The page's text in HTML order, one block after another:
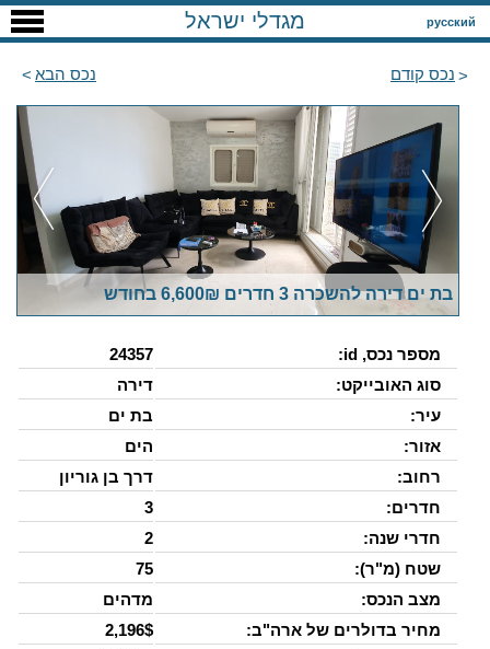
русский מגדלי ישראל
נכס קודם נכס הבא
בת ים דירה להשכרה 3 חדרים 6,600₪ בחודש
מספר נכס, id:
24357
סוג האובייקט:
דירה
עיר:
בת ים
אזור:
הים
רחוב:
דרך בן גוריון
חדרים:
3
חדרי שנה:
2
שטח (מ"ר):
75
מצב הנכס:
מדהים
מחיר בדולרים של ארה"ב:
2,196$